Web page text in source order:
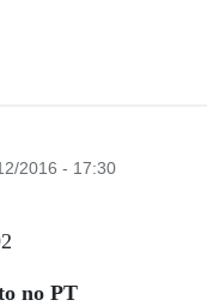
2016 - 17:30
no PT